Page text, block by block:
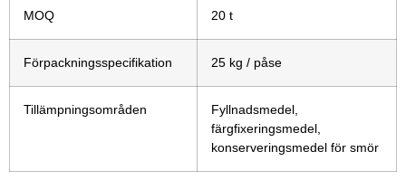
MOQ 20 t
Förpackningsspecifikation 25 kg / påse
Tillämpningsområden
Fyllnadsmedel,
färgfixeringsmedel,
konserveringsmedel för smör